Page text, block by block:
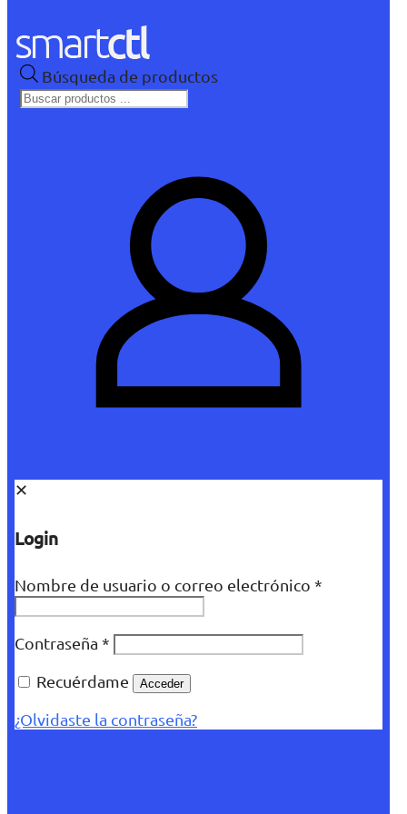
Búsqueda de productos
✕
Login
Nombre de usuario o correo electrónico *
Contraseña *
Recuérdame
Acceder
¿Olvidaste la contraseña?